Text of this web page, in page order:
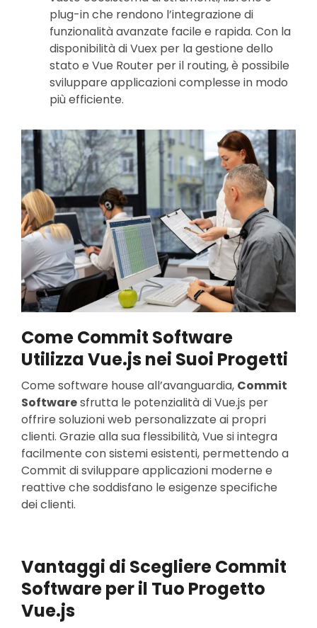
plug-in che rendono l’integrazione di
funzionalità avanzate facile e rapida. Con la
disponibilità di Vuex per la gestione dello
stato e Vue Router per il routing, è possibile
sviluppare applicazioni complesse in modo
più efficiente.
Come Commit Software
Utilizza Vue.js nei Suoi Progetti
Come software house all’avanguardia, Commit
Softwaresfrutta le potenzialità di Vue.js per
offrire soluzioni web personalizzate ai propri
clienti. Grazie alla sua flessibilità, Vue si integra
facilmente con sistemi esistenti, permettendo a
Commit di sviluppare applicazioni moderne e
reattive che soddisfano le esigenze specifiche
dei clienti.
Vantaggi di Scegliere Commit
Software per il Tuo Progetto
Vue.js